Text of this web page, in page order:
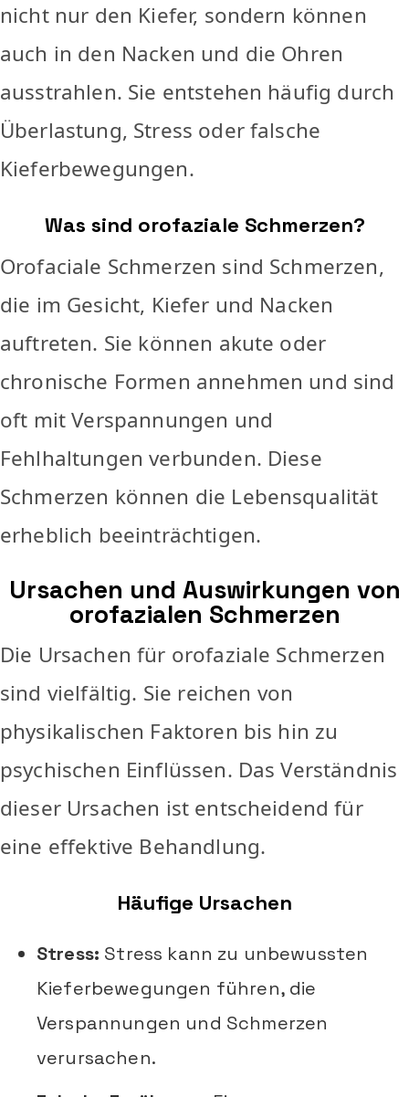
nicht nur den Kiefer, sondern können
auch in den Nacken und die Ohren
ausstrahlen. Sie entstehen häufig durch
Überlastung, Stress oder falsche
Kieferbewegungen.
Was sind orofaziale Schmerzen?
Orofaciale Schmerzen sind Schmerzen,
die im Gesicht, Kiefer und Nacken
auftreten. Sie können akute oder
chronische Formen annehmen und sind
oft mit Verspannungen und
Fehlhaltungen verbunden. Diese
Schmerzen können die Lebensqualität
erheblich beeinträchtigen.
Ursachen und Auswirkungen von
orofazialen Schmerzen
Die Ursachen für orofaziale Schmerzen
sind vielfältig. Sie reichen von
physikalischen Faktoren bis hin zu
psychischen Einflüssen. Das Verständnis
dieser Ursachen ist entscheidend für
eine effektive Behandlung.
Häufige Ursachen
Stress: Stress kann zu unbewussten
Kieferbewegungen führen, die
Verspannungen und Schmerzen
verursachen.